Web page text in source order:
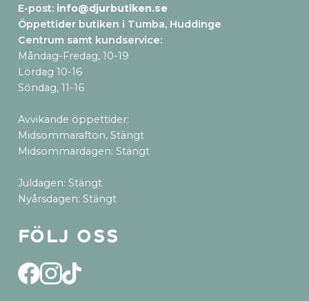
E-post: info@djurbutiken.se
Öppettider butiken i Tumba, Huddinge
Centrum samt kundservice:
Måndag-Fredag, 10-19
Lördag 10-16
Söndag, 11-16
Avvikande öppettider:
Midsommarafton, Stängt
Midsommardagen: Stängt
Juldagen: Stängt
Nyårsdagen: Stängt
Följ oss